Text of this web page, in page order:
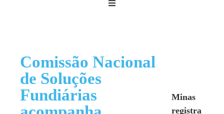
Comissão Nacional
de Soluções
Fundiárias
Minas
registra